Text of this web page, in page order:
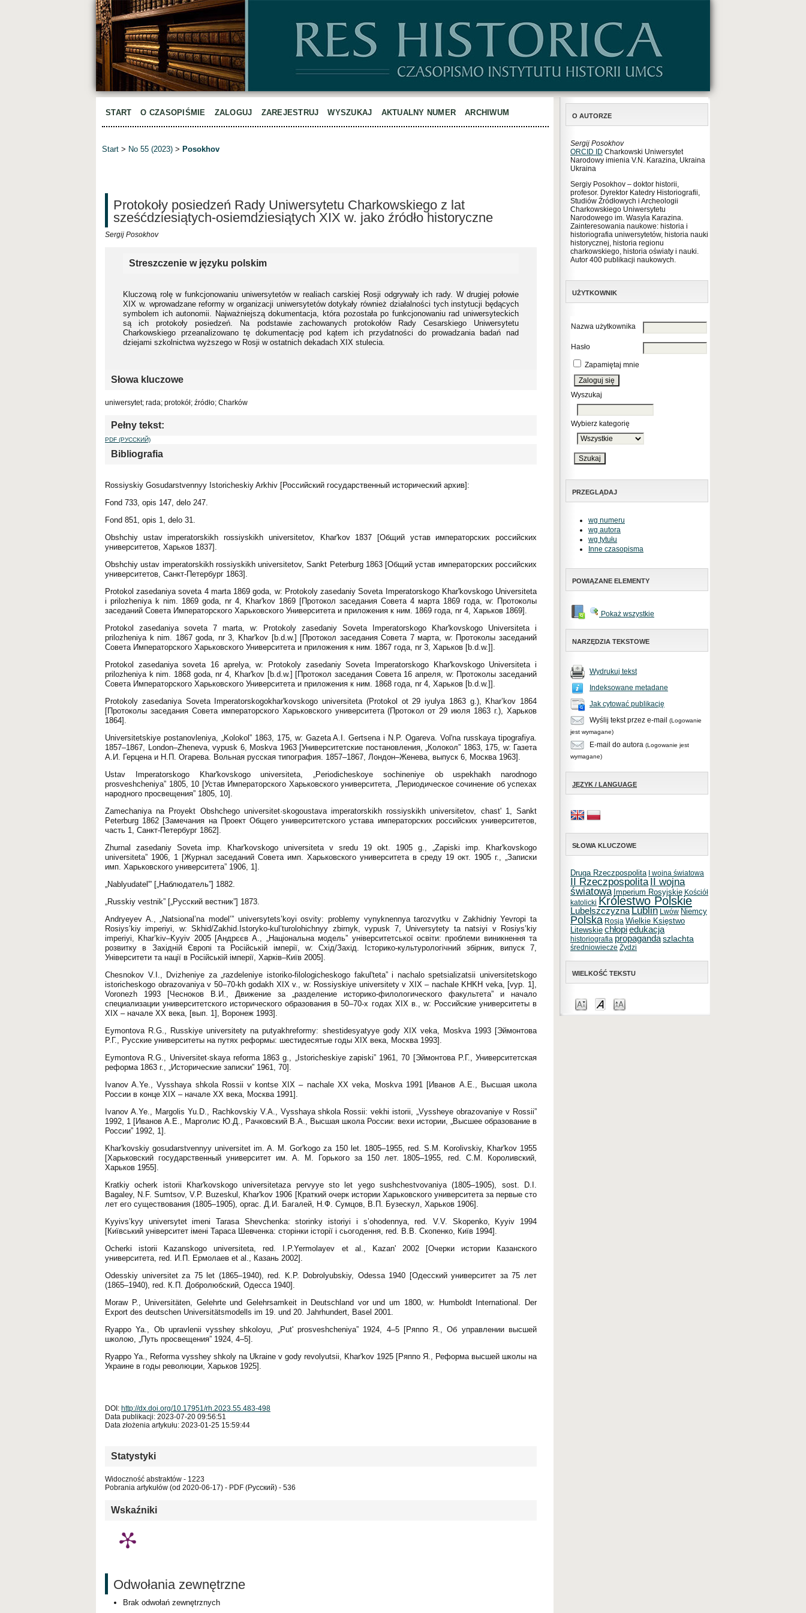
O AUTORZE
Sergij Posokhov
ORCID ID Charkowski Uniwersytet
Narodowy imienia V.N. Karazina, Ukraina
Ukraina
Sergiy Posokhov – doktor historii,
profesor. Dyrektor Katedry Historiografii,
Studiów Źródłowych i Archeologii
Charkowskiego Uniwersytetu
Narodowego im. Wasyla Karazina.
Zainteresowania naukowe: historia i
historiografia uniwersytetów, historia nauki
historycznej, historia regionu
charkowskiego, historia oświaty i nauki.
Autor 400 publikacji naukowych.
UŻYTKOWNIK
Nazwa użytkownika
Hasło
Zapamiętaj mnie
Wyszukaj
Wybierz kategorię
PRZEGLĄDAJ
wg numeru
wg autora
wg tytułu
Inne czasopisma
POWIĄZANE ELEMENTY
Pokaż wszystkie
NARZĘDZIA TEKSTOWE
Wydrukuj tekst
Indeksowane metadane
Jak cytować publikację
Wyślij tekst przez e-mail
(Logowanie
jest wymagane)
E-mail do autora (Logowanie jest
wymagane)
JĘZYK / LANGUAGE
SŁOWA KLUCZOWE
Druga Rzeczpospolita I wojna światowa
II Rzeczpospolita II wojna
światowa Imperium Rosyjskie Kościół
katolicki Królestwo Polskie
LubelszczyznaLublin Lwów Niemcy
Polska Rosja Wielkie Księstwo
Litewskie chłopiedukacja
historiografia propagandaszlachta
średniowiecze Żydzi
WIELKOŚĆ TEKSTU
START O CZASOPIŚMIE ZALOGUJ ZAREJESTRUJ WYSZUKAJ AKTUALNY NUMER ARCHIWUM
Start > No 55 (2023) > Posokhov
Protokoły posiedzeń Rady Uniwersytetu Charkowskiego z lat
sześćdziesiątych-osiemdziesiątych XIX w. jako źródło historyczne
Sergij Posokhov
Streszczenie w języku polskim
Kluczową rolę w funkcjonowaniu uniwersytetów w realiach carskiej Rosji odgrywały ich rady. W drugiej połowie
XIX w. wprowadzane reformy w organizacji uniwersytetów dotykały również działalności tych instytucji będących
symbolem ich autonomii. Najważniejszą dokumentacja, która pozostała po funkcjonowaniu rad uniwersyteckich
są ich protokoły posiedzeń. Na podstawie zachowanych protokołów Rady Cesarskiego Uniwersytetu
Charkowskiego przeanalizowano tę dokumentację pod kątem ich przydatności do prowadzania badań nad
dziejami szkolnictwa wyższego w Rosji w ostatnich dekadach XIX stulecia.
Słowa kluczowe
uniwersytet; rada; protokół; źródło; Charków
Pełny tekst:
PDF (РУССКИЙ)
Bibliografia
Rossiyskiy Gosudarstvennyy Istoricheskiy Arkhiv [Российский государственный исторический архив]:
Fond 733, opis 147, delo 247.
Fond 851, opis 1, delo 31.
Obshchiy ustav imperatorskikh rossiyskikh universitetov, Khar'kov 1837 [Общий устав императорских российских
университетов, Харьков 1837].
Obshchiy ustav imperatorskikh rossiyskikh universitetov, Sankt Peterburg 1863 [Общий устав императорских российских
университетов, Санкт-Петербург 1863].
Protokol zasedaniya soveta 4 marta 1869 goda, w: Protokoly zasedaniy Soveta Imperatorskogo Khar'kovskogo Universiteta
i prilozheniya k nim. 1869 goda, nr 4, Khar'kov 1869 [Протокол заседания Совета 4 марта 1869 года, w: Протоколы
заседаний Совета Императорского Харьковского Университета и приложения к ним. 1869 года, nr 4, Харьков 1869].
Protokol zasedaniya soveta 7 marta, w: Protokoly zasedaniy Soveta Imperatorskogo Khar'kovskogo Universiteta i
prilozheniya k nim. 1867 goda, nr 3, Khar'kov [b.d.w.] [Протокол заседания Совета 7 марта, w: Протоколы заседаний
Совета Императорского Харьковского Университета и приложения к ним. 1867 года, nr 3, Харьков [b.d.w.]].
Protokol zasedaniya soveta 16 aprelya, w: Protokoly zasedaniy Soveta Imperatorskogo Khar'kovskogo Universiteta i
prilozheniya k nim. 1868 goda, nr 4, Khar'kov [b.d.w.] [Протокол заседания Совета 16 апреля, w: Протоколы заседаний
Совета Императорского Харьковского Университета и приложения к ним. 1868 года, nr 4, Харьков [b.d.w.]].
Protokoly zasedaniya Soveta Imperatorskogokhar'kovskogo universiteta (Protokol ot 29 iyulya 1863 g.), Khar’kov 1864
[Протоколы заседания Совета императорского Харьковского университета (Протокол от 29 июля 1863 г.), Харьков
1864].
Universitetskiye postanovleniya, „Kolokol” 1863, 175, w: Gazeta A.I. Gertsena i N.P. Ogareva. Vol'na russkaya tipografiya.
1857–1867, London–Zheneva, vypusk 6, Moskva 1963 [Университетские постановления, „Колокол” 1863, 175, w: Газета
А.И. Герцена и Н.П. Огарева. Вольная русская типография. 1857–1867, Лондон–Женева, выпуск 6, Москва 1963].
Ustav Imperatorskogo Khar'kovskogo universiteta, „Periodicheskoye sochineniye ob uspekhakh narodnogo
prosveshcheniya” 1805, 10 [Устав Императорского Харьковского университета, „Периодическое сочинение об успехах
народного просвещения” 1805, 10].
Zamechaniya na Proyekt Obshchego universitet·skogoustava imperatorskikh rossiyskikh universitetov, chast' 1, Sankt
Peterburg 1862 [Замечания на Проект Общего университетского устава императорских российских университетов,
часть 1, Санкт-Петербург 1862].
Zhurnal zasedaniy Soveta imp. Khar'kovskogo universiteta v sredu 19 okt. 1905 g., „Zapiski imp. Khar'kovskogo
universiteta” 1906, 1 [Журнал заседаний Совета имп. Харьковского университета в среду 19 окт. 1905 г., „Записки
имп. Харьковского университета” 1906, 1].
„Nablyudatel'” [„Наблюдатель”] 1882.
„Russkiy vestnik” [„Русский вестник”] 1873.
Andryeyev A., „Natsional’na model’” universytets’koyi osvity: problemy vynyknennya tarozvytku v Zakhidniy Yevropi ta
Rosiys’kiy imperiyi, w: Skhid/Zakhid.Istoryko-kul’turolohichnyy zbirnyk, vypusk 7, Universytety ta natsiyi v Rosiys’kiy
imperiyi, Khar’kiv–Kyyiv 2005 [Андрєєв А., „Національна модель” університетської освіти: проблеми виникнення та
розвитку в Західній Європі та Російській імперії, w: Схід/Захід. Історико-культурологічний збірник, випуск 7,
Університети та нації в Російській імперії, Харків–Київ 2005].
Chesnokov V.I., Dvizheniye za „razdeleniye istoriko-filologicheskogo fakul'teta” i nachalo spetsializatsii universitetskogo
istoricheskogo obrazovaniya v 50–70-kh godakh XIX v., w: Rossiyskiye universitety v XIX – nachale KHKH veka, [vyp. 1],
Voronezh 1993 [Чесноков В.И., Движение за „разделение историко-филологического факультета” и начало
специализации университетского исторического образования в 50–70-х годах ХІХ в., w: Российские университеты в
ХІХ – начале ХХ века, [вып. 1], Воронеж 1993].
Eymontova R.G., Russkiye universitety na putyakhreformy: shestidesyatyye gody XIX veka, Moskva 1993 [Эймонтова
Р.Г., Русские университеты на путях реформы: шестидесятые годы ХІХ века, Москва 1993].
Eymontova R.G., Universitet·skaya reforma 1863 g., „Istoricheskiye zapiski” 1961, 70 [Эймонтова Р.Г., Университетская
реформа 1863 г., „Исторические записки” 1961, 70].
Ivanov A.Ye., Vysshaya shkola Rossii v kontse XIX – nachale XX veka, Moskva 1991 [Иванов А.Е., Высшая школа
России в конце ХІХ – начале ХХ века, Москва 1991].
Ivanov A.Ye., Margolis Yu.D., Rachkovskiy V.A., Vysshaya shkola Rossii: vekhi istorii, „Vyssheye obrazovaniye v Rossii”
1992, 1 [Иванов А.Е., Марголис Ю.Д., Рачковский В.А., Высшая школа России: вехи истории, „Высшее образование в
России” 1992, 1].
Khar'kovskiy gosudarstvennyy universitet im. A. M. Gor'kogo za 150 let. 1805–1955, red. S.M. Korolivskiy, Khar'kov 1955
[Харьковский государственный университет им. А. М. Горького за 150 лет. 1805–1955, red. С.М. Короливский,
Харьков 1955].
Kratkiy ocherk istorii Khar'kovskogo universitetaza pervyye sto let yego sushchestvovaniya (1805–1905), sost. D.I.
Bagaley, N.F. Sumtsov, V.P. Buzeskul, Khar'kov 1906 [Краткий очерк истории Харьковского университета за первые сто
лет его существования (1805–1905), oprac. Д.И. Багалей, Н.Ф. Сумцов, В.П. Бузескул, Харьков 1906].
Kyyivs’kyy universytet imeni Tarasa Shevchenka: storinky istoriyi i s’ohodennya, red. V.V. Skopenko, Kyyiv 1994
[Київський університет імені Тараса Шевченка: сторінки історії і сьогодення, red. В.В. Скопенко, Київ 1994].
Ocherki istorii Kazanskogo universiteta, red. I.P.Yermolayev et al., Kazan' 2002 [Очерки истории Казанского
университета, red. И.П. Ермолаев et al., Казань 2002].
Odesskiy universitet za 75 let (1865–1940), red. K.P. Dobrolyubskiy, Odessa 1940 [Одесский университет за 75 лет
(1865–1940), red. К.П. Добролюбский, Одесса 1940].
Moraw P., Universitäten, Gelehrte und Gelehrsamkeit in Deutschland vor und um 1800, w: Humboldt International. Der
Export des deutschen Universitätsmodells im 19. und 20. Jahrhundert, Basel 2001.
Ryappo Ya., Ob upravlenii vysshey shkoloyu, „Put' prosveshcheniya” 1924, 4–5 [Ряппо Я., Об управлении высшей
школою, „Путь просвещения” 1924, 4–5].
Ryappo Ya., Reforma vysshey shkoly na Ukraine v gody revolyutsii, Khar'kov 1925 [Ряппо Я., Реформа высшей школы на
Украине в годы революции, Харьков 1925].
DOI: http://dx.doi.org/10.17951/rh.2023.55.483-498
Data publikacji: 2023-07-20 09:56:51
Data złożenia artykułu: 2023-01-25 15:59:44
Statystyki
Widoczność abstraktów - 1223
Pobrania artykułów (od 2020-06-17) - PDF (Русский) - 536
Wskaźniki
Odwołania zewnętrzne
Brak odwołań zewnętrznych